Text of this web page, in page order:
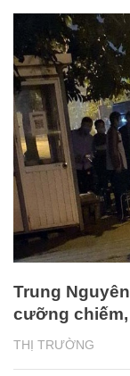
THỊ TRƯỜNG
Trung
cưỡng chiếm,